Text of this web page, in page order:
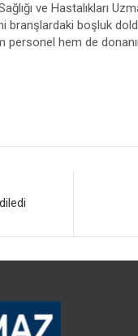
ve Hastalıkları
branşlardaki boşluk
personel hem de